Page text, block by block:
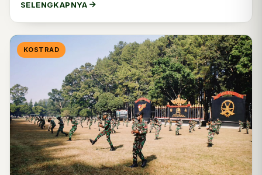
Puspalad
Pusintelad 0
Pussansiad 0
Akademi Militer 0
Seskoad 0
Secapa AD 8
SELENGKAPNYA
KOSTRAD